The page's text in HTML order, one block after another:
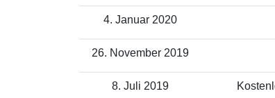
4. Januar 2020
26. November 2019
8. Juli 2019